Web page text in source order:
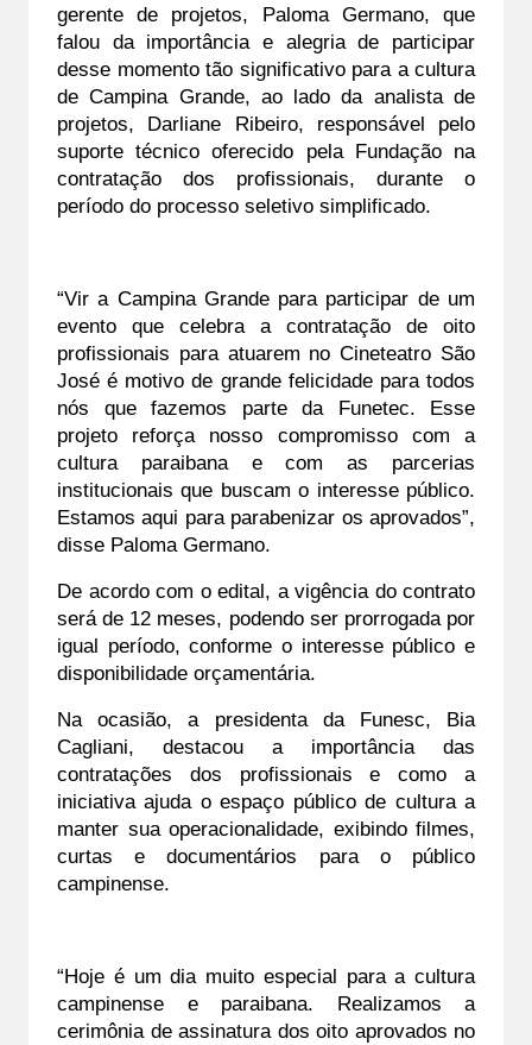
gerente de projetos, Paloma Germano, que
falou da importância e alegria de participar
desse momento tão significativo para a cultura
de Campina Grande, ao lado da analista de
projetos, Darliane Ribeiro, responsável pelo
suporte técnico oferecido pela Fundação na
contratação dos profissionais, durante o
período do processo seletivo simplificado.
“Vir a Campina Grande para participar de um
evento que celebra a contratação de oito
profissionais para atuarem no Cineteatro São
José é motivo de grande felicidade para todos
nós que fazemos parte da Funetec. Esse
projeto reforça nosso compromisso com a
cultura paraibana e com as parcerias
institucionais que buscam o interesse público.
Estamos aqui para parabenizar os aprovados”,
disse Paloma Germano.
De acordo com o edital, a vigência do contrato
será de 12 meses, podendo ser prorrogada por
igual período, conforme o interesse público e
disponibilidade orçamentária.
Na ocasião, a presidenta da Funesc, Bia
Cagliani, destacou a importância das
contratações dos profissionais e como a
iniciativa ajuda o espaço público de cultura a
manter sua operacionalidade, exibindo filmes,
curtas e documentários para o público
campinense.
“Hoje é um dia muito especial para a cultura
campinense e paraibana. Realizamos a
cerimônia de assinatura dos oito aprovados no